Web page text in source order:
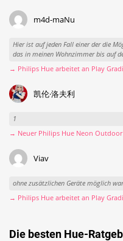
m4d-maNu
Hier ist auf jeden Fall einer der die
das in meinen Wohnzimmer bis auf
→ Philips Hue arbeitet an Play
凯伦·洛夫利
1
→ Neuer Philips Hue Neon
Viav
ohne zusätzlichen Geräte möglich war
→ Philips Hue arbeitet an Play
Die besten Hue-